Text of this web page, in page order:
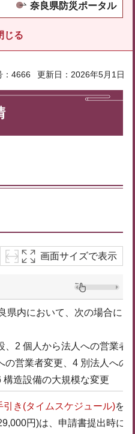
奈良県防災ポータル
じる
：4666 更新日：2026年5月1日
画面サイズで表示
県内において、次の場合に
、2 個人から法人への営業者
の営業者変更、4 別法人への
構造設備の大規模な変更
引き(タイムスケジュール)を
円)は、申請書提出時に